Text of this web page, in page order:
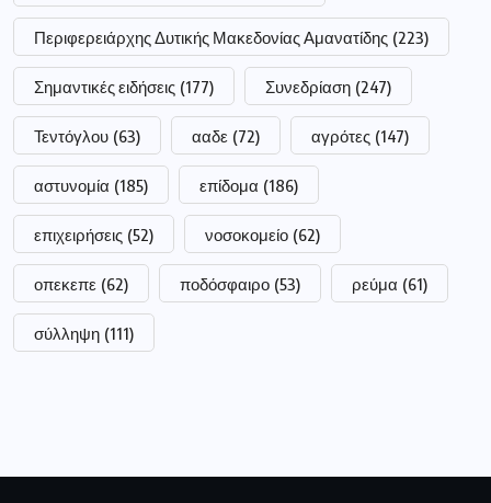
Περιφερειάρχης Δυτικής Μακεδονίας Αμανατίδης (223)
Σημαντικές ειδήσεις (177) Συνεδρίαση (247)
Τεντόγλου (63) ααδε (72) αγρότες (147)
αστυνομία (185) επίδομα (186)
επιχειρήσεις (52) νοσοκομείο (62)
οπεκεπε (62) ποδόσφαιρο (53) ρεύμα (61)
σύλληψη (111)